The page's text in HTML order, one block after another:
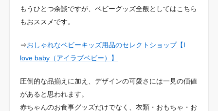
もうひとつ余談ですが、ベビーグッズ全般としてはこちら
もおススメです。
⇒おしゃれなベビーキッズ用品のセレクトショップ【I
love baby（アイラブベビー）】
圧倒的な品揃えに加え、デザインの可愛さには一見の価値
があると思われます。
赤ちゃんのお食事グッズだけでなく、衣類・おもちゃ・お